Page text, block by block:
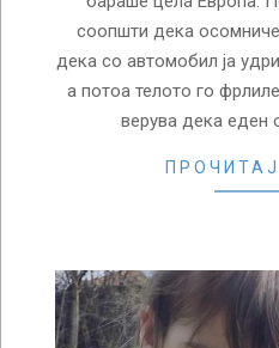
соопшти дека
дека со автомобил ја
а потоа телото го
верува дека еден